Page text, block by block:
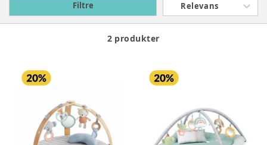
forskellige aktivitetscentre, aktivitetsborde og
aktivitetstæpper, så der skulle være til netop din smag.
Filtre Relevans
2 produkter